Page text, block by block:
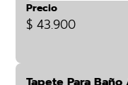
Precio
$ 43.900